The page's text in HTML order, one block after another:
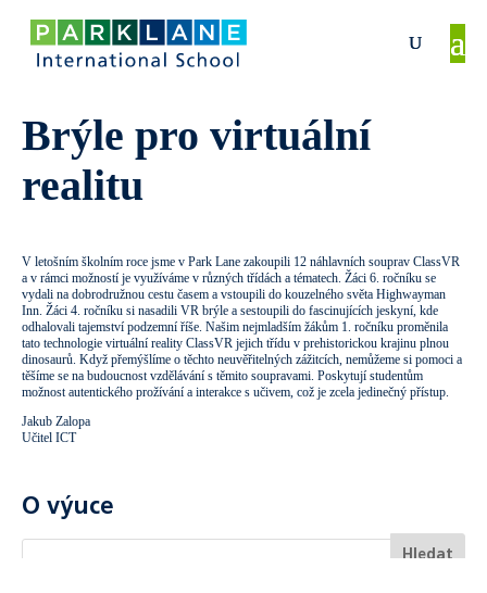
Brýle pro virtuální
realitu
V letošním školním roce jsme v Park Lane zakoupili 12 náhlavních souprav ClassVR
a v rámci možností je využíváme v různých třídách a tématech. Žáci 6. ročníku se
vydali na dobrodružnou cestu časem a vstoupili do kouzelného světa Highwayman
Inn. Žáci 4. ročníku si nasadili VR brýle a sestoupili do fascinujících jeskyní, kde
odhalovali tajemství podzemní říše. Našim nejmladším žákům 1. ročníku proměnila
tato technologie virtuální reality ClassVR jejich třídu v prehistorickou krajinu plnou
dinosaurů. Když přemýšlíme o těchto neuvěřitelných zážitcích, nemůžeme si pomoci a
těšíme se na budoucnost vzdělávání s těmito soupravami. Poskytují studentům
možnost autentického prožívání a interakce s učivem, což je zcela jedinečný přístup.
Jakub Zalopa
Učitel ICT
O výuce